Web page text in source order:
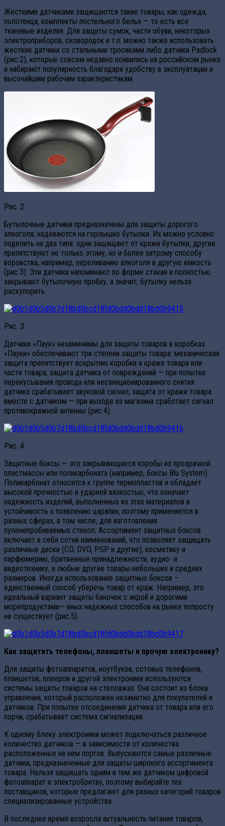
Жесткими датчиками защищаются такие товары, как одежда,
полотенца, комплекты постельного белья — то есть все
тканевые изделия. Для защиты сумок, части обуви, некоторых
электроприборов, сковородок и т.п. можно также использовать
жесткие датчики cо стальными тросиками либо датчики Padlock
(рис.2), которые совсем недавно появились на российском рынке
и набирают популярность благодаря удобству в эксплуатации и
высочайшим рабочим характеристикам.
Рис. 2
Бутылочные датчики предназначены для защиты дорогого
алкоголя; надеваются на горлышко бутылки. Их можно условно
поделить на два типа: одни защищают от кражи бутылки, другие
препятствуют не только этому, но и более хитрому способу
воровства, например, переливанию алкоголя в другую емкость
(рис.3). Эти датчики напоминают по форме стакан и полностью
закрывают бутылочную пробку, а значит, бутылку нельзя
раскупорить.
Рис. 3
Датчики «Паук» незаменимы для защиты товаров в коробках.
«Пауки» обеспечивают три степени защиты товара: механическая
защита препятствует вскрытию коробки и краже товара или
части товара; защита датчика от повреждений — при попытке
перекусывания провода или несанкционированного снятия
датчика срабатывает звуковой сигнал; защита от кражи товара
вместе с датчиком — при выходе из магазина сработает сигнал
противокражной антенны (рис.4).
Рис. 4
Защитные боксы — это закрывающиеся коробы из прозрачной
пластмассы или поликарбоната (например, боксы Blu System).
Поликарбонат относится к группе термопластов и обладает
высокой прочностью и ударной вязкостью, что означает
надежность изделий, выполненных из этих материалов и
устойчивость к появлению царапин, поэтому применяется в
разных сферах, в том числе, для изготовления
пуленепробиваемых стекол. Ассортимент защитных боксов
включает в себя сотни наименований, что позволяет защищать
различные диски (CD, DVD, PSP и другие), косметику и
парфюмерию, бритвенные принадлежности, аудио- и
видеотехнику, и любые другие товары небольших и средних
размеров. Иногда использование защитных боксов –
единственный способ уберечь товар от краж. Например, это
идеальный вариант защиты баночек с икрой и дорогими
морепродуктами— иных надежных способов на рынке попросту
не существует (рис.5).
Как защитить телефоны, планшеты и прочую электронику?
Для защиты фотоаппаратов, ноутбуков, сотовых телефонов,
планшетов, плееров и другой электроники используются
системы защиты товаров на стеллажах. Она состоит из блока
управления, который расположен незаметно для покупателей и
датчиков. При попытке отсоединения датчика от товара или его
порчи, срабатывает система сигнализации.
К одному блоку электроники может подключаться различное
количество датчиков — в зависимости от количества
расположенных на нем портов. Выпускаются самые различные
датчики, предназначенные для защиты широкого ассортимента
товара. Нельзя защищать одним и тем же датчиком цифровой
фотоаппарат и электробритву, поэтому выбирайте тех
поставщиков, которые предлагают для разных категорий товаров
специализированные устройства.
В последнее время возросла актуальность питания товаров,